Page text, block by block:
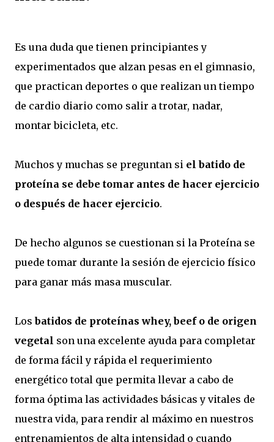
Es una duda que tienen principiantes y
experimentados que alzan pesas en el gimnasio,
que practican deportes o que realizan un tiempo
de cardio diario como salir a trotar, nadar,
montar bicicleta, etc.
Muchos y muchas se preguntan si el batido de
proteína se debe tomar antes de hacer ejercicio
o después de hacer ejercicio.
De hecho algunos se cuestionan si la Proteína se
puede tomar durante la sesión de ejercicio físico
para ganar más masa muscular.
Losbatidos de proteínas whey, beef o de origen
vegetal son una excelente ayuda para completar
de forma fácil y rápida el requerimiento
energético total que permita llevar a cabo de
forma óptima las actividades básicas y vitales de
nuestra vida, para rendir al máximo en nuestros
entrenamientos de alta intensidad o cuando